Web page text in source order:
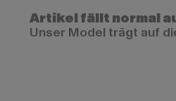
Artikel fällt normal
Unser Model trägt auf